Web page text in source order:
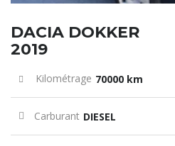
DACIA DOKKER
2019
Kilométrage 70000 km
Carburant DIESEL